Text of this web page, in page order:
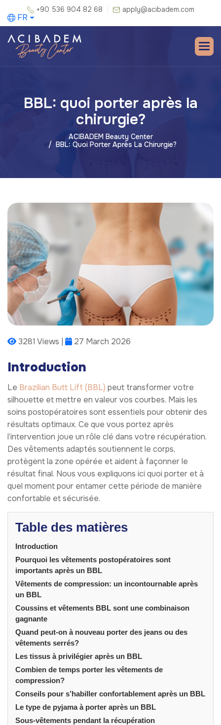
+90 536 904 82 68 apply@acibadem.com
FR
BBL: quoi porter après la
chirurgie?
ACIBADEM Beauty Center
BBL: Quoi Porter Après La Chirurgie?
3281 Views | 27 March 2026
Introduction
Le Brazilian Butt Lift (BBL) peut transformer votre
silhouette et mettre en valeur vos courbes. Mais les
soins postopératoires sont essentiels pour obtenir des
résultats optimaux. Ce que vous portez après
l’intervention joue un rôle clé dans votre récupération.
Des vêtements adaptés soutiennent le corps,
protègent la zone opérée et aident à façonner le
résultat final. Nous vous expliquons ici quoi porter et à
quel moment pour entamer cette période de manière
confortable et sécurisée.
Table des matières
Introduction
Pourquoi les vêtements postopératoires sont
importants après un BBL
Vêtements de compression: un incontournable après
un BBL
Coussins et vêtements BBL sont une combinaison
gagnante
Quand peut-on à nouveau porter des jeans ou des
vêtements serrés?
Les tissus à privilégier après un BBL
Combien de temps porter les vêtements de
compression?
Conseils pour s’habiller confortablement après un BBL
Le type de pyjama à porter après un BBL
Sous-vêtements pendant la récupération